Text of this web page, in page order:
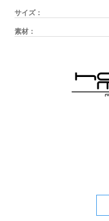
サイズ：
素材：